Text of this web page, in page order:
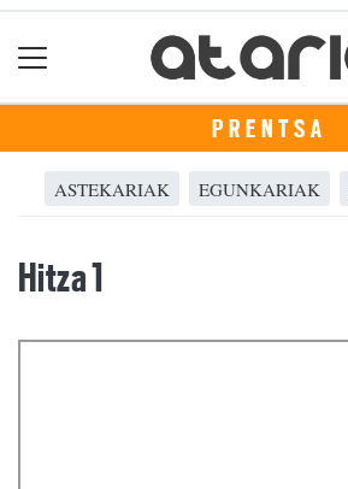
PRENTSA
ASTEKARIAK EGUNKARIAK
Hitza 1